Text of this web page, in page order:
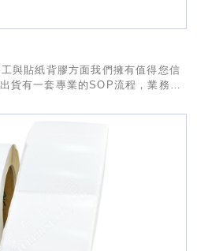
與貼紙背膠方面我們擁有值得您信
貨有一套專業的SOP流程，業務部